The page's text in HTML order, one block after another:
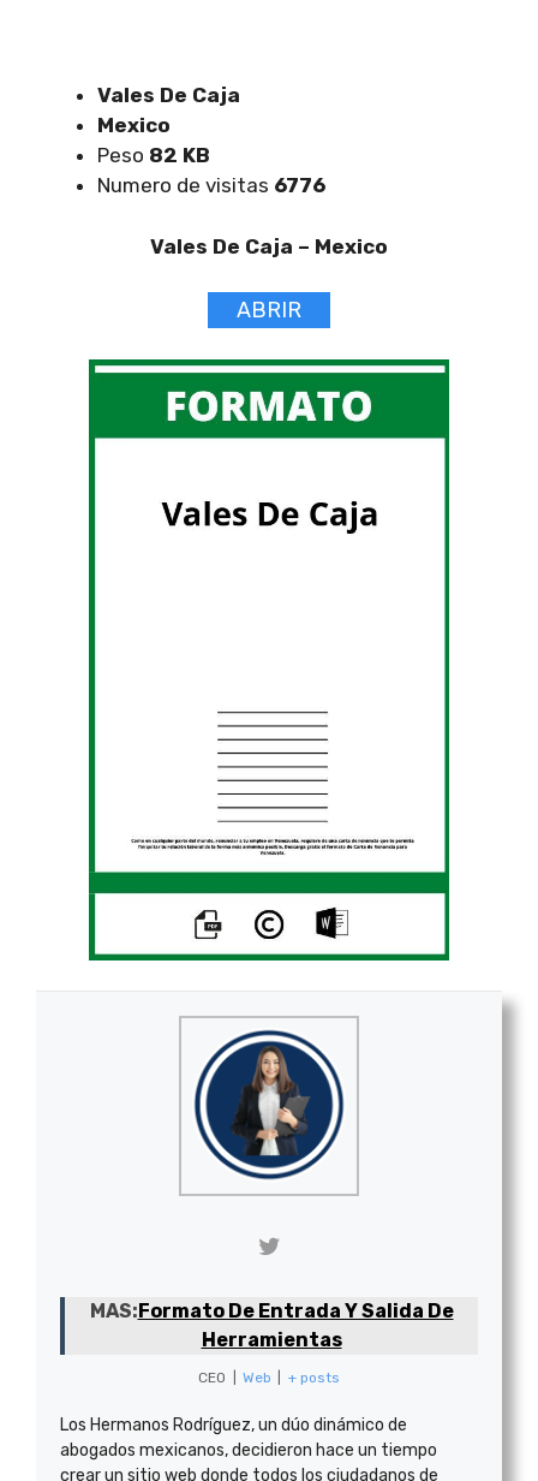
Vales De Caja
Mexico
Peso 82 KB
Numero de visitas 6776
Vales De Caja – Mexico
ABRIR
MAS:Formato De Entrada Y Salida De
Herramientas
CEO Web + posts
Los Hermanos Rodríguez, un dúo dinámico de
abogados mexicanos, decidieron hace un tiempo
crear un sitio web donde todos los ciudadanos de